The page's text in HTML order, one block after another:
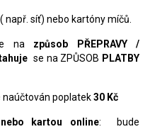
síť) nebo kartóny míčů.
na způsob PŘEPRAVY /
se na ZPŮSOB PLATBY
naúčtován poplatek30 Kč
kartou online: bude